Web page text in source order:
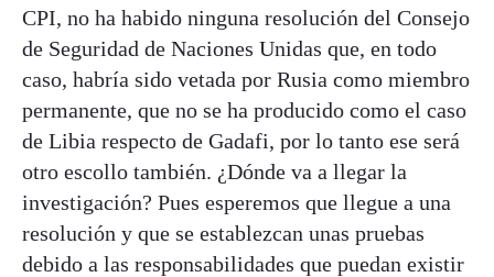
CPI, no ha habido ninguna resolución del Consejo
de Seguridad de Naciones Unidas que, en todo
caso, habría sido vetada por Rusia como miembro
permanente, que no se ha producido como el caso
de Libia respecto de Gadafi, por lo tanto ese será
otro escollo también. ¿Dónde va a llegar la
investigación? Pues esperemos que llegue a una
resolución y que se establezcan unas pruebas
debido a las responsabilidades que puedan existir